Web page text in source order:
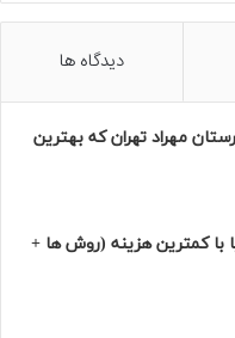
دیدگاه ها
مهراد تهران که بهترین‌
با کمترین هزینه (روش ها +